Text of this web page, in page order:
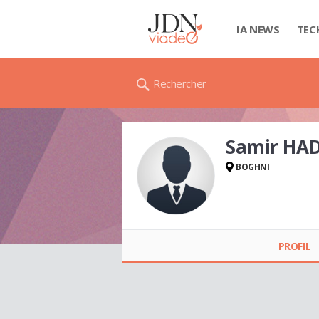
IA NEWS
Rechercher
Samir
BOGHNI
PROFIL